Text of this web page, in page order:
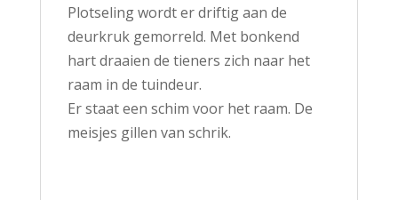
Plotseling wordt er driftig aan de
deurkruk gemorreld. Met bonkend
hart draaien de tieners zich naar het
raam in de tuindeur.
Er staat een schim voor het raam. De
meisjes gillen van schrik.